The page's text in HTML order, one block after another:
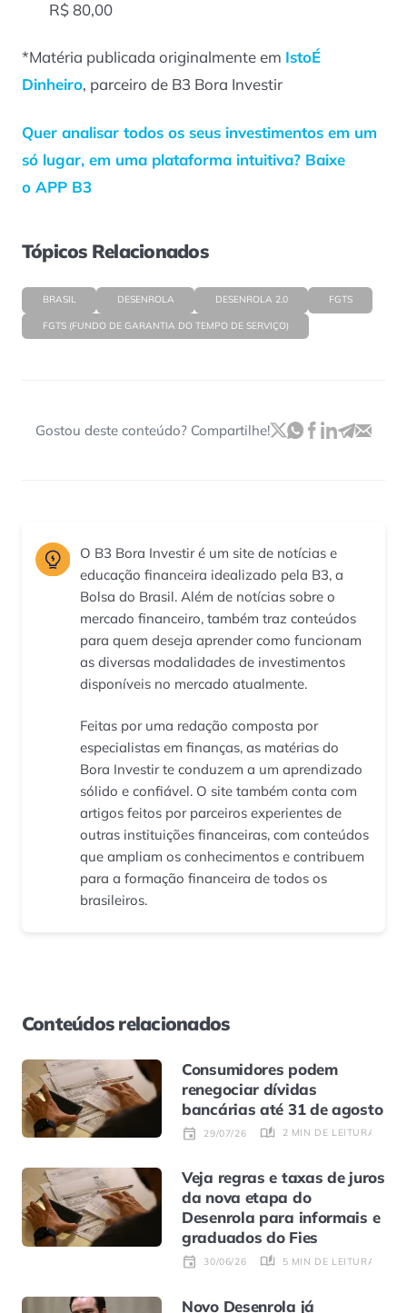
R$ 80,00
*Matéria publicada originalmente em IstoÉ
Dinheiro, parceiro de B3 Bora Investir
Quer analisar todos os seus investimentos em um
só lugar, em uma plataforma intuitiva? Baixe
o APP B3
Tópicos Relacionados
BRASIL DESENROLA DESENROLA 2.0 FGTS
FGTS (FUNDO DE GARANTIA DO TEMPO DE SERVIÇO)
Gostou deste conteúdo? Compartilhe!
O B3 Bora Investir é um site de notícias e
educação financeira idealizado pela B3, a
Bolsa do Brasil. Além de notícias sobre o
mercado financeiro, também traz conteúdos
para quem deseja aprender como funcionam
as diversas modalidades de investimentos
disponíveis no mercado atualmente.
Feitas por uma redação composta por
especialistas em finanças, as matérias do
Bora Investir te conduzem a um aprendizado
sólido e confiável. O site também conta com
artigos feitos por parceiros experientes de
outras instituições financeiras, com conteúdos
que ampliam os conhecimentos e contribuem
para a formação financeira de todos os
brasileiros.
Conteúdos relacionados
Consumidores podem
renegociar dívidas
bancárias até 31 de agosto
29/07/26 2 MIN DE LEITURA
Veja regras e taxas de juros
da nova etapa do
Desenrola para informais e
graduados do Fies
30/06/26 5 MIN DE LEITURA
Novo Desenrola já